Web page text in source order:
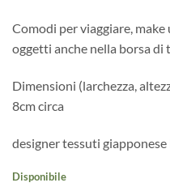
Comodi per viaggiare,
oggetti anche nella borsa
Dimensioni (larchezza,
8cm circa
designer tessuti giapponese
Disponibile